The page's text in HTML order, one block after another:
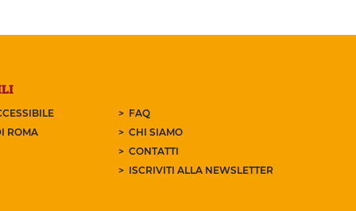
ROMA
FAQ
CHI SIAMO
CONTATTI
ISCRIVITI ALLA NEWSLETTER